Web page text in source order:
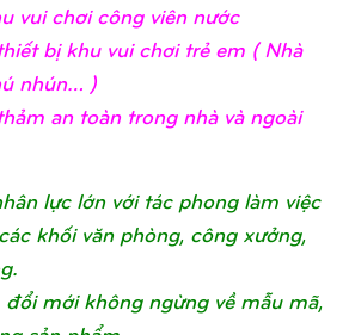
vui chơi công viên nước
t bịkhu vui chơi trẻem ( Nhà
nhún… )
m an toàn trong nhà và ngoài
lực lớn với tác phong làm việc
khối văn phòng, công xưởng,
đổi mới không ngừng về mẫu mã,